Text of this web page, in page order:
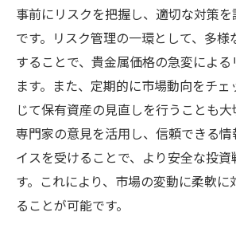
事前にリスクを把握し、適切な対策
です。リスク管理の一環として、多様
することで、貴金属価格の急変によ
ます。また、定期的に市場動向をチ
じて保有資産の見直しを行うことも大
専門家の意見を活用し、信頼できる
イスを受けることで、より安全な投
す。これにより、市場の変動に柔軟に
ることが可能です。